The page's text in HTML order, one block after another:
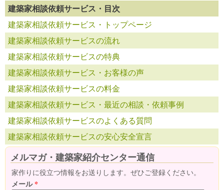
建築家相談依頼サービス・目次
建築家相談依頼サービス・トップページ
建築家相談依頼サービスの流れ
建築家相談依頼サービスの特典
建築家相談依頼サービス・お客様の声
建築家相談依頼サービスの料金
建築家相談依頼サービス・最近の相談・依頼事例
建築家相談依頼サービスのよくある質問
建築家相談依頼サービスの安心安全宣言
メルマガ・建築家紹介センター通信
家作りに役立つ情報をお送りします。ぜひご登録ください。
メール*